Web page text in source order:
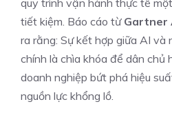
quy trình vận hành thực tế
tiết kiệm. Báo cáo từ Gartner
ra rằng: Sự kết hợp giữa AI và
chính là chìa khóa để dân chủ
doanh nghiệp bứt phá hiệu
nguồn lực khổng lồ.